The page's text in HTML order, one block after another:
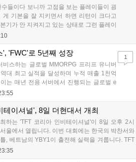
들이다 보니까 고점을 보는 플레이들이 굉
게 기본을 잘 지키면서 하면 리턴이 크다고
기가 안 지켜지고 있는 상태로 그런 플레이
적으로 안 좋은 사고가 계속 많이 났던 것
(LCK)'...
', 'FWC'로 5년째 성장
비스하는 글로벌 MMORPG 프리프 유니버
대 최고 실적을 달성하며 누적 매출 1천억
는 매년 전용 서버에서 진행되는 글로벌 e
향이 큽니다. FWC는 이용자가 동일한 조
용자 지표가 대폭 상승하는 성과를 냈습니
이 개최될 예정이며, 위메이드커넥트는 이를
장기 성장 모델을 지속할 방침입니다....
1
테이셔널', 8일 더현대서 개최
하는 'TFT 코리아 인비테이셔널'이 8일 오후 2시
울에서 열립니다. 이번 대회에는 한국의 박찬서와
, 베트남의 YBY1이 출전해 실력을 겨룹니다. TFT
격으로 참가하는 독특한 대회 구조를 가지며, 누